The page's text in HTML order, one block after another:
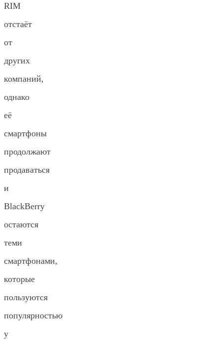
RIM
отстаёт
от
других
компаний,
однако
её
смартфоны
продолжают
продаваться
и
BlackBerry
остаются
теми
смартфонами,
которые
пользуются
популярностью
у